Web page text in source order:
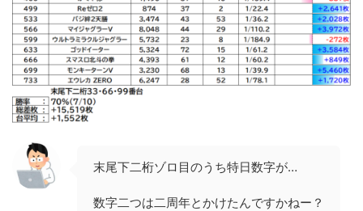
末尾下二桁ゾロ目のうち特日数字が…
数字二つは二周年とかけたんですかねー？